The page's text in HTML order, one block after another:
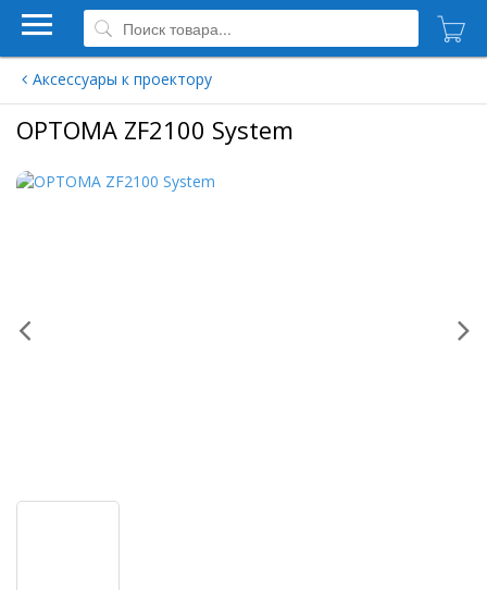
Аксессуары к проектору
OPTOMA ZF2100 System